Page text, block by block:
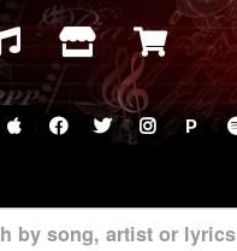
P
by song, artist or lyrics